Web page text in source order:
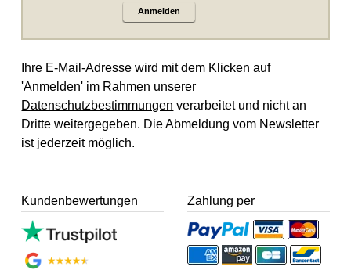
Anmelden
Ihre E-Mail-Adresse wird mit dem Klicken auf
'Anmelden' im Rahmen unserer
Datenschutzbestimmungen verarbeitet und nicht an
Dritte weitergegeben. Die Abmeldung vom Newsletter
ist jederzeit möglich.
Kundenbewertungen Zahlung per